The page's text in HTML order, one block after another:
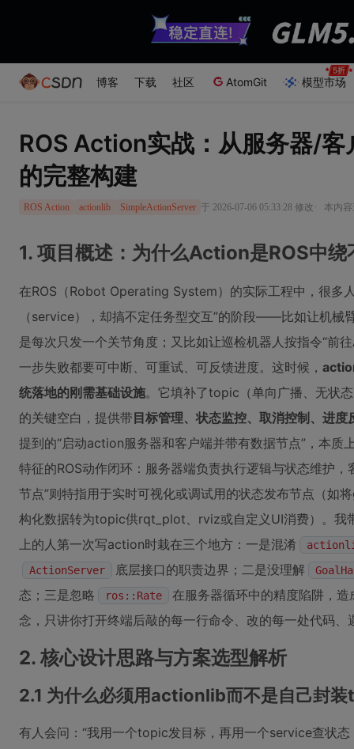
博客 下载 社区 AtomGit 模型市场
ROS Action实战：从服务器/
的完整构建
ROS Action actionlib SimpleActionServer 于 2026-07-06 05:33:28 修改 · 本内容
1. 项目概述：为什么Action是ROS中绕
在ROS（Robot Operating System）的实际工程中，很多
（service），却搞不定任务型交互”的阶段——比如让机械
是每次只发一个关节角度；又比如让巡检机器人按指令“
一步失败都要可中断、可重试、可反馈进度。这时候，
统落地的刚需基础设施。它填补了topic（单向广播、无状
的关键空白，提供带 目标管理、状态监控、取消控制、进度
提到的“启动action服务器和客户端并带有数据节点”，本质
特征的ROS动作闭环：服务器端负责执行逻辑与状态维护
节点”则特指用于实时可视化或调试用的状态发布节点（
构化数据转为topic供rqt_plot、rviz或自定义UI消费）。我
上的人第一次写action时栽在三个地方：一是混淆
ActionServer
底层接口的职责边界；二是没理解
态；三是忽略 ros::Rate
在服务器循环中的精度陷阱，
念，只讲你打开终端后敲的每一行命令、改的每一处代码
2. 核心设计思路与方案选型解析
2.1 为什么必须用actionlib而不是自己封
有人会问：“我用一个topic发目标，再用一个service查状